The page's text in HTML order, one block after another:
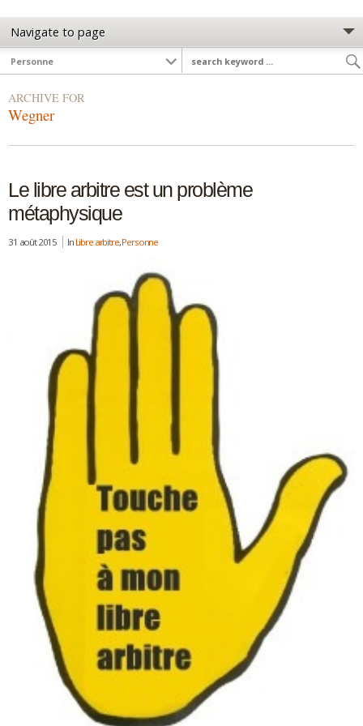
ARCHIVE FOR
Wegner
Le libre arbitre est un problème
métaphysique
31 août 2015 In Libre arbitre,Personne